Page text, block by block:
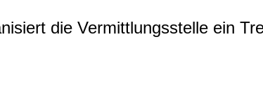
die Vermittlungsstelle ein